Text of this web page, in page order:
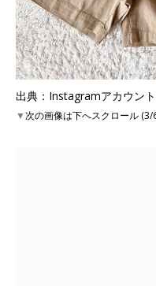
出典：Instagramアカウン
▼次の画像は下へスクロール (3/